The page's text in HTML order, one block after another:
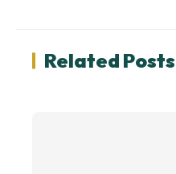
Related Posts